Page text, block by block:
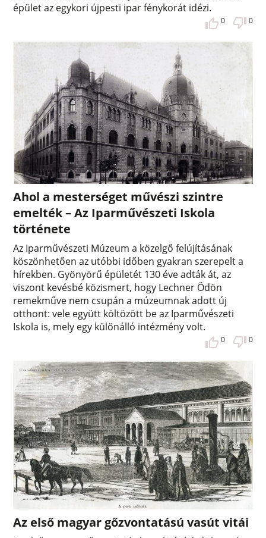
épület az egykori újpesti ipar fénykorát idézi.
0 0
Ahol a mesterséget művészi szintre
emelték – Az Iparművészeti Iskola
története
Az Iparművészeti Múzeum a közelgő felújításának
köszönhetően az utóbbi időben gyakran szerepelt a
hírekben. Gyönyörű épületét 130 éve adták át, az
viszont kevésbé közismert, hogy Lechner Ödön
remekműve nem csupán a múzeumnak adott új
otthont: vele együtt költözött be az Iparművészeti
Iskola is, mely egy különálló intézmény volt.
0 0
Az első magyar gőzvontatású vasút vitái